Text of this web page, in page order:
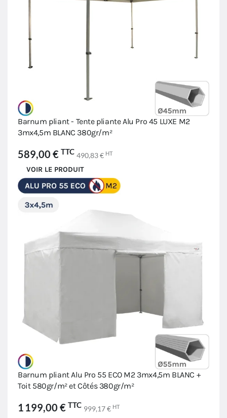
Barnum pliant - Tente pliante Alu Pro 45 LUXE M2
3mx4,5m BLANC 380gr/m²
589,00 € TTC 490,83 € HT
VOIR LE PRODUIT
Barnum pliant Alu Pro 55 ECO M2 3mx4,5m BLANC +
Toit 580gr/m² et Côtés 380gr/m²
1 199,00 € TTC 999,17 € HT